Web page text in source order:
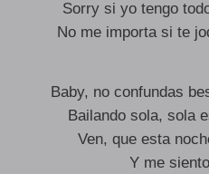
Sorry si yo tengo
No me importa si te
Baby, no confundas
Bailando sola, sola
Ven, que esta
Y me